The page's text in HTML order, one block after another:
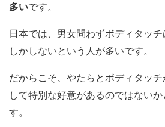
多いです。
日本では、男女問わずボディタッ
しかしないという人が多いです。
だからこそ、やたらとボディタッ
して特別な好意があるのではない
す。